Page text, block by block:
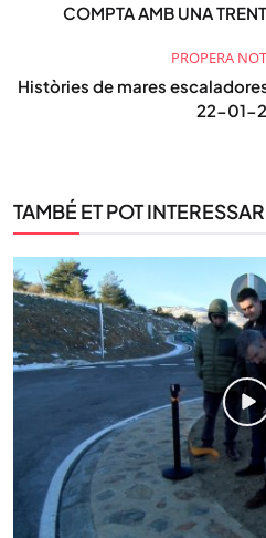
COMPTA AMB UNA
PROPERA
Històries de mares
22-01-
TAMBÉ ET POT INTERESSAR